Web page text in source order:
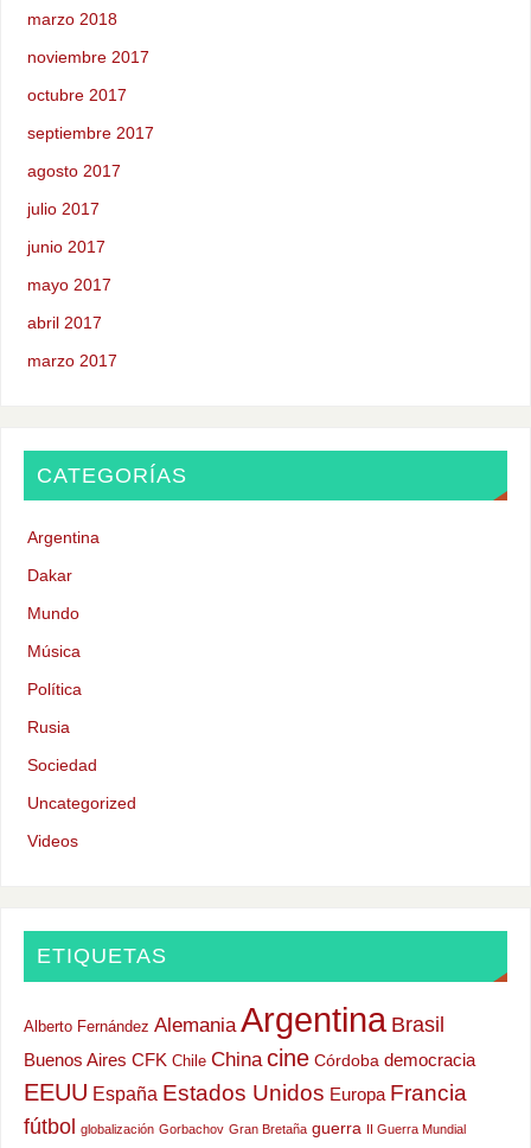
marzo 2018
noviembre 2017
octubre 2017
septiembre 2017
agosto 2017
julio 2017
junio 2017
mayo 2017
abril 2017
marzo 2017
CATEGORÍAS
Argentina
Dakar
Mundo
Música
Política
Rusia
Sociedad
Uncategorized
Videos
ETIQUETAS
Alberto Fernández Alemania Argentina Brasil
Buenos Aires CFK Chile China cine Córdoba democracia
EEUU España Estados Unidos Europa Francia
fútbol globalización Gorbachov Gran Bretaña guerra II Guerra Mundial